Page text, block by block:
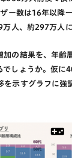
ー数は16年以降
人、約297万人に
加の結果を、年齢
でしょうか。仮に
を示すグラフに強